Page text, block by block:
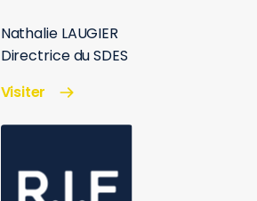
Nathalie LAUGIER
Directrice du SDES
Visiter